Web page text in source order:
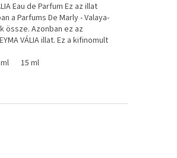
Eau de Parfum Ez az illat
a Parfums De Marly - Valaya-
össze. Azonban ez az
VÁLIA illat. Ez a kifinomult
15 ml